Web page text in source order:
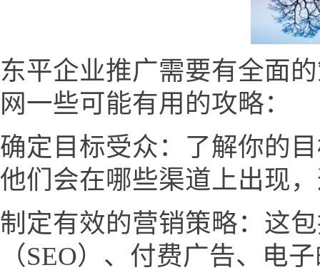
东平企业推广需要有全面
网一些可能有用的攻略：
确定目标受众：了解你的
他们会在哪些渠道上出现
制定有效的营销策略：这
（SEO）、付费广告、电